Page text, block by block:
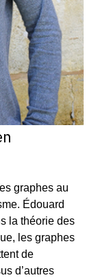
graphes au
Édouard
la théorie des
les graphes
de
d’autres